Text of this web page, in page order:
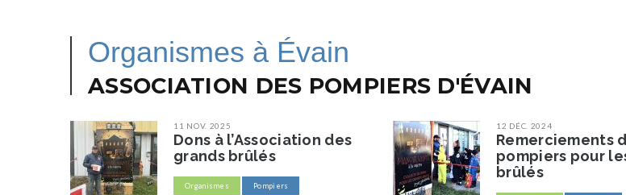
Organismes à Évain
ASSOCIATION DES POMPIERS D'ÉVAIN
11 NOV. 2025
Dons à l’Association des
grands brûlés
Organismes Pompiers
12 DÉC. 2024
Remerciements
pompiers pour
brûlés